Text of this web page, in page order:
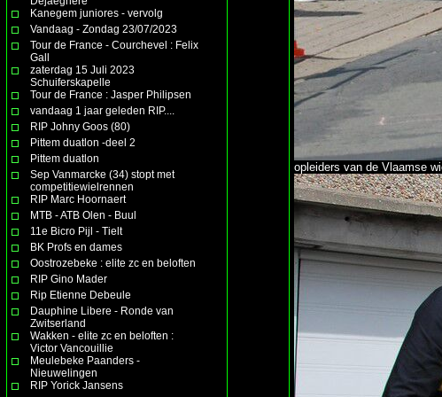
Kanegem juniores - vervolg
Vandaag - Zondag 23/07/2023
Tour de France - Courchevel : Felix
Gall
zaterdag 15 Juli 2023
Schuiferskapelle
Tour de France : Jasper Philipsen
vandaag 1 jaar geleden RIP....
RIP Johny Goos (80)
Pittem duatlon -deel 2
Pittem duatlon
Sep Vanmarcke (34) stopt met
competitiewielrennen
RIP Marc Hoornaert
MTB - ATB Olen - Buul
11e Bicro Pijl - Tielt
BK Profs en dames
Oostrozebeke : elite zc en beloften
RIP Gino Mader
Rip Etienne Debeule
Dauphine Libere - Ronde van
Zwitserland
Wakken - elite zc en beloften :
Victor Vancouillie
Meulebeke Paanders -
Nieuwelingen
RIP Yorick Jansens
opleiders van de Vlaamse